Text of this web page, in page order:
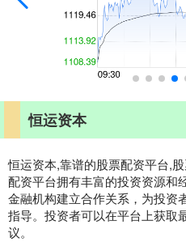
恒运资本
恒运资本,靠谱的股票配资平台,
配资平台拥有丰富的投资资源和
金融机构建立合作关系，为投资
指导。投资者可以在平台上获取
议。